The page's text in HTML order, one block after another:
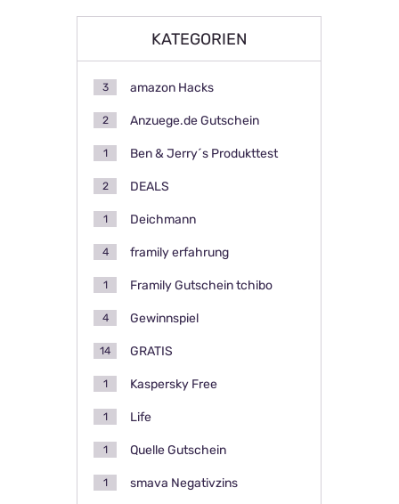
KATEGORIEN
amazon Hacks
3
Anzuege.de Gutschein
2
Ben & Jerry´s Produkttest
1
DEALS
2
Deichmann
1
framily erfahrung
4
Framily Gutschein tchibo
1
Gewinnspiel
4
GRATIS
14
Kaspersky Free
1
Life
1
Quelle Gutschein
1
smava Negativzins
1